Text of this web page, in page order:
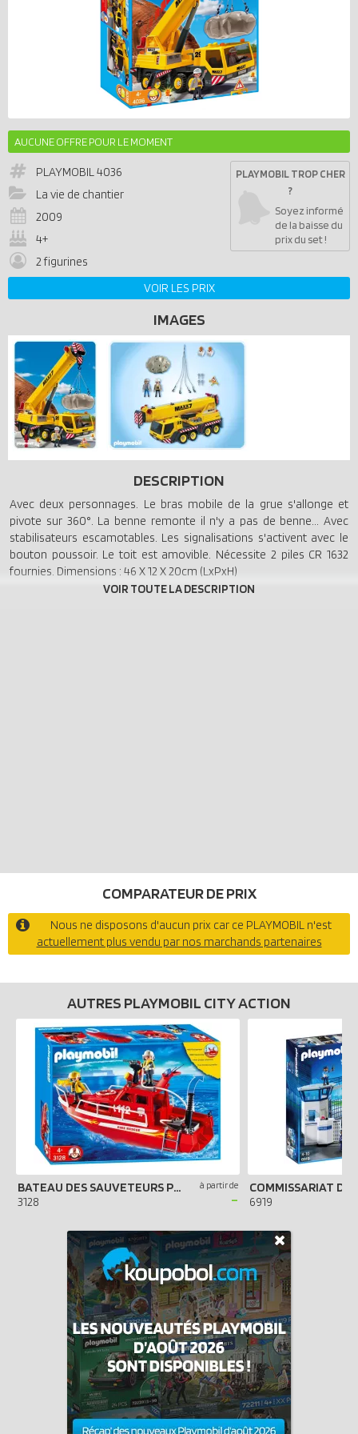
AUCUNE OFFRE POUR LE MOMENT
PLAYMOBIL4036
La vie de chantier
2009
4+
2 figurines
PLAYMOBIL TROP CHER
?
Soyez informé
de la baisse du
prix du set !
VOIR LES PRIX
IMAGES
DESCRIPTION
Avec deux personnages. Le bras mobile de la grue s'allonge et
pivote sur 360°. La benne remonte il n'y a pas de benne... Avec
stabilisateurs escamotables. Les signalisations s'activent avec le
bouton poussoir. Le toit est amovible. Nécessite 2 piles CR 1632
fournies. Dimensions : 46 X 12 X 20cm (LxPxH)
COMPARATEUR DE PRIX
Nous ne disposons d'aucun prix car ce PLAYMOBIL n'est
actuellement plus vendu par nos marchands partenaires
AUTRES PLAYMOBIL CITY ACTION
BATEAU DES SAUVETEURS POMPIERS
3128
à partir de
- 6919